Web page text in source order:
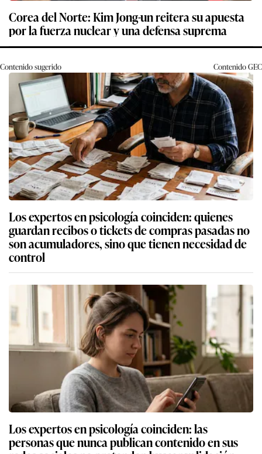
Corea del Norte: Kim Jong-un reitera su apuesta
por la fuerza nuclear y una defensa suprema
Contenido sugerido ContenidoGEC
Los expertos en psicología coinciden: quienes
guardan recibos o tickets de compras pasadas no
son acumuladores, sino que tienen necesidad de
control
Los expertos en psicología coinciden: las
personas que nunca publican contenido en sus